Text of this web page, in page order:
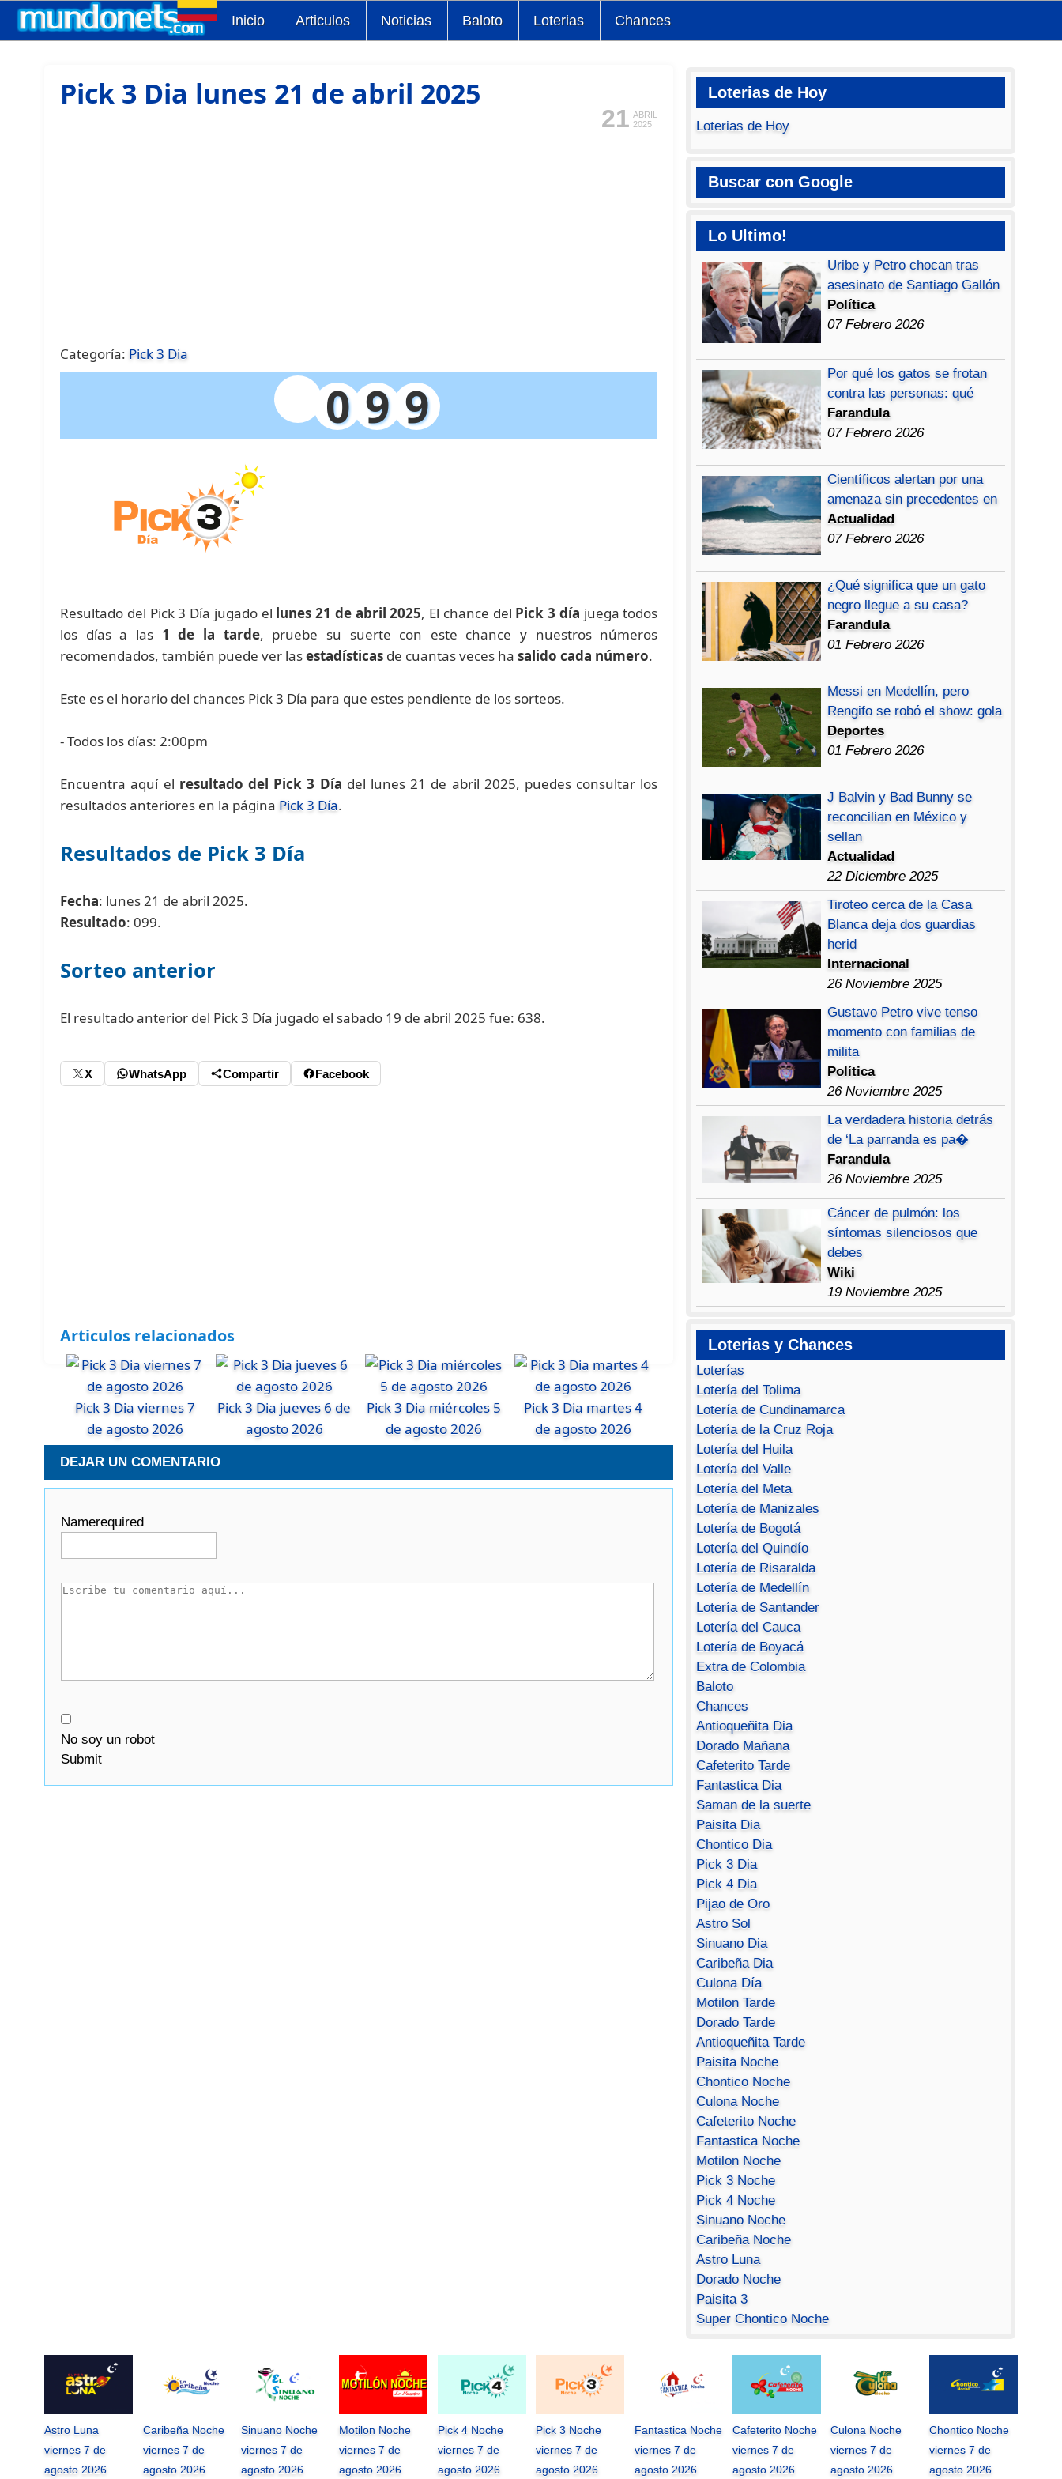
Inicio Articulos Noticias Baloto Loterias Chances
Pick 3 Dia lunes 21 de abril 2025
21 ABRIL
2025
Categoría: Pick 3 Dia
0 9 9
Resultado del Pick 3 Día jugado el lunes 21 de abril 2025, El chance del Pick 3 día juega todos
los días a las 1 de la tarde, pruebe su suerte con este chance y nuestros números
recomendados, también puede ver lasestadísticas de cuantas veces hasalido cada número.
Este es el horario del chances Pick 3 Día para que estes pendiente de los sorteos.
- Todos los días: 2:00pm
Encuentra aquí el resultado del Pick 3 Día del lunes 21 de abril 2025, puedes consultar los
resultados anteriores en la página Pick 3 Día.
Resultados de Pick 3 Día
Fecha: lunes 21 de abril 2025.
Resultado: 099.
Sorteo anterior
El resultado anterior del Pick 3 Día jugado el sabado 19 de abril 2025 fue: 638.
X WhatsApp Compartir Facebook
Articulos relacionados
Pick 3 Dia viernes 7
de agosto 2026
Pick 3 Dia jueves 6 de
agosto 2026
Pick 3 Dia miércoles 5
de agosto 2026
Pick 3 Dia martes 4
de agosto 2026
DEJAR UN COMENTARIO
Namerequired
No soy un robot
Submit
Loterias de Hoy
Loterias de Hoy
Buscar con Google
Lo Ultimo!
Uribe y Petro chocan tras
asesinato de Santiago Gallón
Política
07 Febrero 2026
Por qué los gatos se frotan
contra las personas: qué
Farandula
07 Febrero 2026
Científicos alertan por una
amenaza sin precedentes en
Actualidad
07 Febrero 2026
¿Qué significa que un gato
negro llegue a su casa?
Farandula
01 Febrero 2026
Messi en Medellín, pero
Rengifo se robó el show: gola
Deportes
01 Febrero 2026
J Balvin y Bad Bunny se
reconcilian en México y
sellan
Actualidad
22 Diciembre 2025
Tiroteo cerca de la Casa
Blanca deja dos guardias
herid
Internacional
26 Noviembre 2025
Gustavo Petro vive tenso
momento con familias de
milita
Política
26 Noviembre 2025
La verdadera historia detrás
de ‘La parranda es pa�
Farandula
26 Noviembre 2025
Cáncer de pulmón: los
síntomas silenciosos que
debes
Wiki
19 Noviembre 2025
Loterias y Chances
Loterías
Lotería del Tolima
Lotería de Cundinamarca
Lotería de la Cruz Roja
Lotería del Huila
Lotería del Valle
Lotería del Meta
Lotería de Manizales
Lotería de Bogotá
Lotería del Quindío
Lotería de Risaralda
Lotería de Medellín
Lotería de Santander
Lotería del Cauca
Lotería de Boyacá
Extra de Colombia
Baloto
Chances
Antioqueñita Dia
Dorado Mañana
Cafeterito Tarde
Fantastica Dia
Saman de la suerte
Paisita Dia
Chontico Dia
Pick 3 Dia
Pick 4 Dia
Pijao de Oro
Astro Sol
Sinuano Dia
Caribeña Dia
Culona Día
Motilon Tarde
Dorado Tarde
Antioqueñita Tarde
Paisita Noche
Chontico Noche
Culona Noche
Cafeterito Noche
Fantastica Noche
Motilon Noche
Pick 3 Noche
Pick 4 Noche
Sinuano Noche
Caribeña Noche
Astro Luna
Dorado Noche
Paisita 3
Super Chontico Noche
Astro Luna
viernes 7 de
agosto 2026
Caribeña Noche
viernes 7 de
agosto 2026
Sinuano Noche
viernes 7 de
agosto 2026
Motilon Noche
viernes 7 de
agosto 2026
Pick 4 Noche
viernes 7 de
agosto 2026
Pick 3 Noche
viernes 7 de
agosto 2026
Fantastica Noche
viernes 7 de
agosto 2026
Cafeterito Noche
viernes 7 de
agosto 2026
Culona Noche
viernes 7 de
agosto 2026
Chontico Noche
viernes 7 de
agosto 2026